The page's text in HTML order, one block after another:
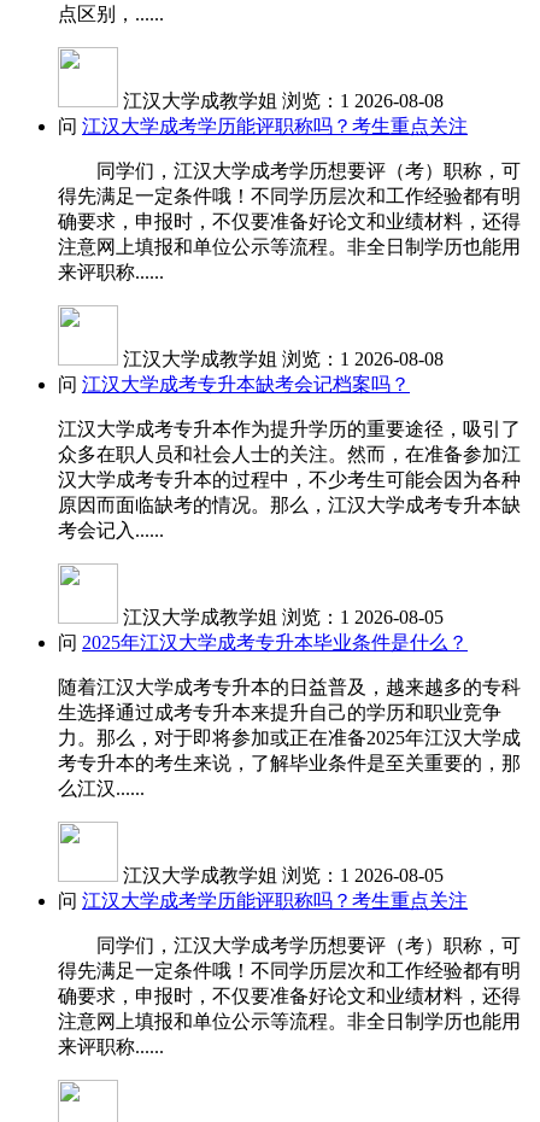
点区别，......
江汉大学成教学姐 浏览：1 2026-08-08
问 江汉大学成考学历能评职称吗？考生重点关注
同学们，江汉大学成考学历想要评（考）职称，可
得先满足一定条件哦！不同学历层次和工作经验都有明
确要求，申报时，不仅要准备好论文和业绩材料，还得
注意网上填报和单位公示等流程。非全日制学历也能用
来评职称......
江汉大学成教学姐 浏览：1 2026-08-08
问 江汉大学成考专升本缺考会记档案吗？
江汉大学成考专升本作为提升学历的重要途径，吸引了
众多在职人员和社会人士的关注。然而，在准备参加江
汉大学成考专升本的过程中，不少考生可能会因为各种
原因而面临缺考的情况。那么，江汉大学成考专升本缺
考会记入......
江汉大学成教学姐 浏览：1 2026-08-05
问 2025年江汉大学成考专升本毕业条件是什么？
随着江汉大学成考专升本的日益普及，越来越多的专科
生选择通过成考专升本来提升自己的学历和职业竞争
力。那么，对于即将参加或正在准备2025年江汉大学成
考专升本的考生来说，了解毕业条件是至关重要的，那
么江汉......
江汉大学成教学姐 浏览：1 2026-08-05
问 江汉大学成考学历能评职称吗？考生重点关注
同学们，江汉大学成考学历想要评（考）职称，可
得先满足一定条件哦！不同学历层次和工作经验都有明
确要求，申报时，不仅要准备好论文和业绩材料，还得
注意网上填报和单位公示等流程。非全日制学历也能用
来评职称......